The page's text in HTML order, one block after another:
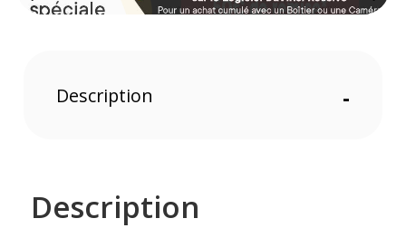
Description -
Description